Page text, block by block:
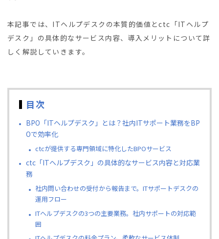
本記事では、ITヘルプデスクの本質的価値とctc「ITヘルプ
デスク」の具体的なサービス内容、導入メリットについて詳
しく解説していきます。
目次
BPO「ITヘルプデスク」とは？社内ITサポート業務をBP
Oで効率化
ctcが提供する専門領域に特化したBPOサービス
ctc「ITヘルプデスク」の具体的なサービス内容と対応業
務
社内問い合わせの受付から報告まで。ITサポートデスクの
運用フロー
ITヘルプデスクの3つの主要業務。社内サポートの対応範
囲